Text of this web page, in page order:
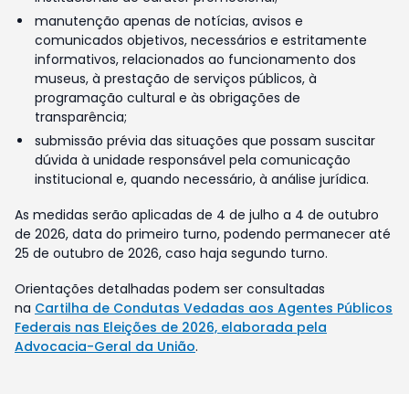
manutenção apenas de notícias, avisos e
comunicados objetivos, necessários e estritamente
informativos, relacionados ao funcionamento dos
museus, à prestação de serviços públicos, à
programação cultural e às obrigações de
transparência;
submissão prévia das situações que possam suscitar
dúvida à unidade responsável pela comunicação
institucional e, quando necessário, à análise jurídica.
As medidas serão aplicadas de 4 de julho a 4 de outubro
de 2026, data do primeiro turno, podendo permanecer até
25 de outubro de 2026, caso haja segundo turno.
Orientações detalhadas podem ser consultadas
na Cartilha de Condutas Vedadas aos Agentes Públicos
Federais nas Eleições de 2026, elaborada pela
Advocacia-Geral da União.